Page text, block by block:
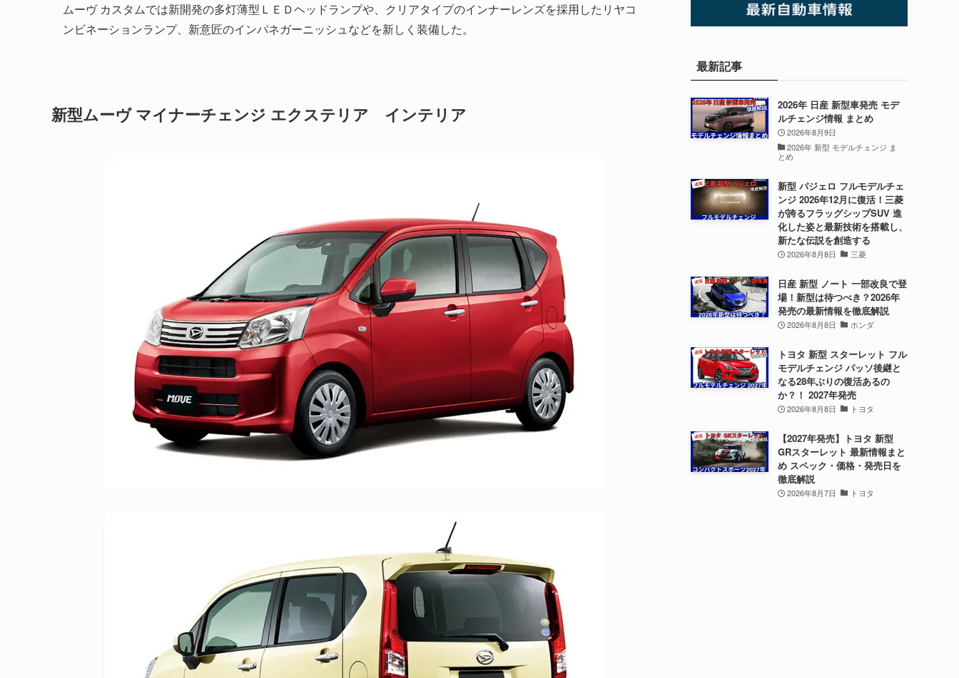
ムーヴ カスタムでは新開発の多灯薄型ＬＥＤヘッドランプや、クリアタイプのインナーレンズを採用したリヤコ
ンビネーションランプ、新意匠のインパネガーニッシュなどを新しく装備した。
新型ムーヴ マイナーチェンジ エクステリア インテリア
最新記事
2026年 日産 新型車発売 モデ
ルチェンジ情報 まとめ
2026年8月9日
2026年 新型 モデルチェンジ ま
とめ
新型 パジェロ フルモデルチェ
ンジ 2026年12月に復活！三菱
が誇るフラッグシップSUV 進
化した姿と最新技術を搭載し、
新たな伝説を創造する
2026年8月8日 三菱
日産 新型 ノート 一部改良で登
場！新型は待つべき？2026年
発売の最新情報を徹底解説
2026年8月8日 ホンダ
トヨタ 新型 スターレット フル
モデルチェンジ パッソ後継と
なる28年ぶりの復活あるの
か？！ 2027年発売
2026年8月8日 トヨタ
【2027年発売】トヨタ 新型
GRスターレット 最新情報まと
め スペック・価格・発売日を
徹底解説
2026年8月7日 トヨタ